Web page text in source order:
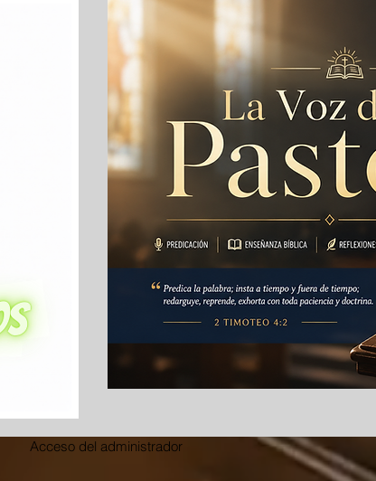
Acceso del administrador